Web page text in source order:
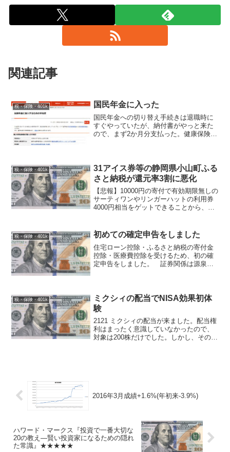
関連記事
税・保険・401k 国民年金に入った
国民年金への切り替え手続きは退職時に
すぐやっていたが、納付書がやっと来た
ので、まず2か月分支払った。健康保険に
ついでにしておいた。
税・保険・401k
31アイス券等の静岡県小山町ふる
さと納税が還元率3割に悪化
【悲報】10000円の寄付で有効期限無しの
サーティワンやリンガーハットの利用券
4000円相当をゲットできることから、ふ
月1日より返礼割合を3割に下げることを
表明ヽ(`...
税・保険・401k 初めての確定申告をしました
住宅ローン控除・ふるさと納税の寄付金
控除・医療費控除を受けるため、初の確
定申告をしました。 証券関係は源泉徴
一万円だけなので省略しま...
税・保険・401k
ミクシィの配当でNISA効果初体
験
2121 ミクシィの配当が来ました。配当権
利はまったく意識していなかったので、
対象は200株だけでした。しかし、そのう
2016年3月成績+1.6%(年初来-3.9%)
ハワード・マークス『投資で一番大切な
20の教え―賢い投資家になるための隠れ
た常識』★★★★★